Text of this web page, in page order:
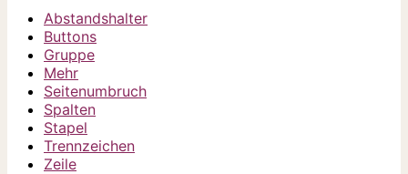
Abstandshalter
Buttons
Gruppe
Mehr
Seitenumbruch
Spalten
Stapel
Trennzeichen
Zeile